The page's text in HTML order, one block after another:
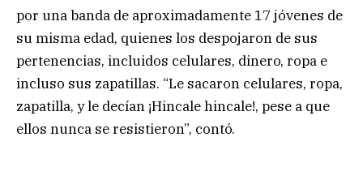
por una banda de aproximadamente 17 jóvenes de
su misma edad, quienes los despojaron de sus
pertenencias, incluidos celulares, dinero, ropa e
incluso sus zapatillas. “Le sacaron celulares, ropa,
zapatilla, y le decían ¡Hincale hincale!, pese a que
ellos nunca se resistieron”, contó.